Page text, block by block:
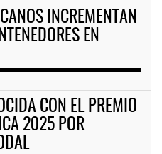
INCREMENTAN
EN
CON EL PREMIO
2025 POR